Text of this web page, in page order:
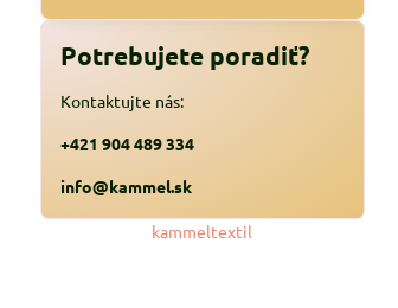
Potrebujete poradiť?
Kontaktujte nás:
+421 904 489 334
info@kammel.sk
kammeltextil